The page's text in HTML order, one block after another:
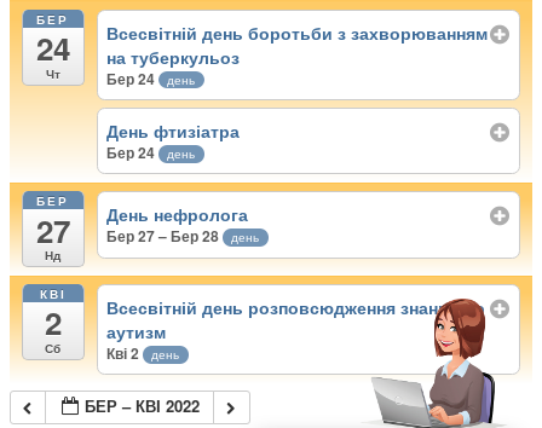
БЕР
24
Чт
Всесвітній день боротьби з захворюванням
на туберкульоз
Бер 24 день
День фтизіатра
Бер 24 день
БЕР
27
Нд
День нефролога
Бер 27 – Бер 28 день
КВІ
2
Сб
Всесвітній день розповсюдження знань про
аутизм
Кві 2 день
БЕР – КВІ 2022